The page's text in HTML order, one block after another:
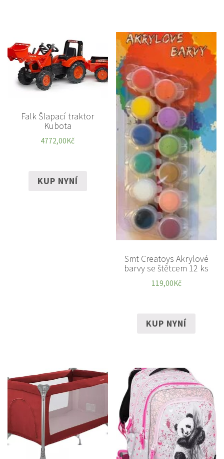
Falk Šlapací traktor
Kubota
4772,00Kč
KUP NYNÍ
Smt Creatoys Akrylové
barvy se štětcem 12 ks
119,00Kč
KUP NYNÍ